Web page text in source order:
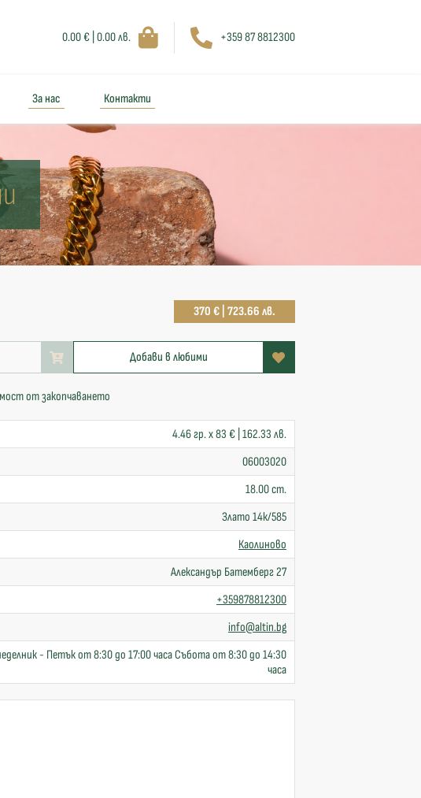
0.00 € | 0.00 лв. +359 87 8812300
За нас Контакти
370 € | 723.66 лв.
Добави в любими
от закопчаването
4.46 гр. x 83 € | 162.33 лв.
06003020
18.00 cm.
Злато 14к/585
Каолиново
Александър Батемберг 27
+359878812300
info@altin.bg
- Петък от 8:30 до 17:00 часа Събота от 8:30 до 14:30
часа